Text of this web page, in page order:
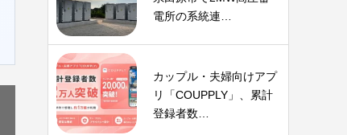
電所の系統連…
カップル・夫婦向けアプ
リ「COUPPLY」、累計
登録者数…